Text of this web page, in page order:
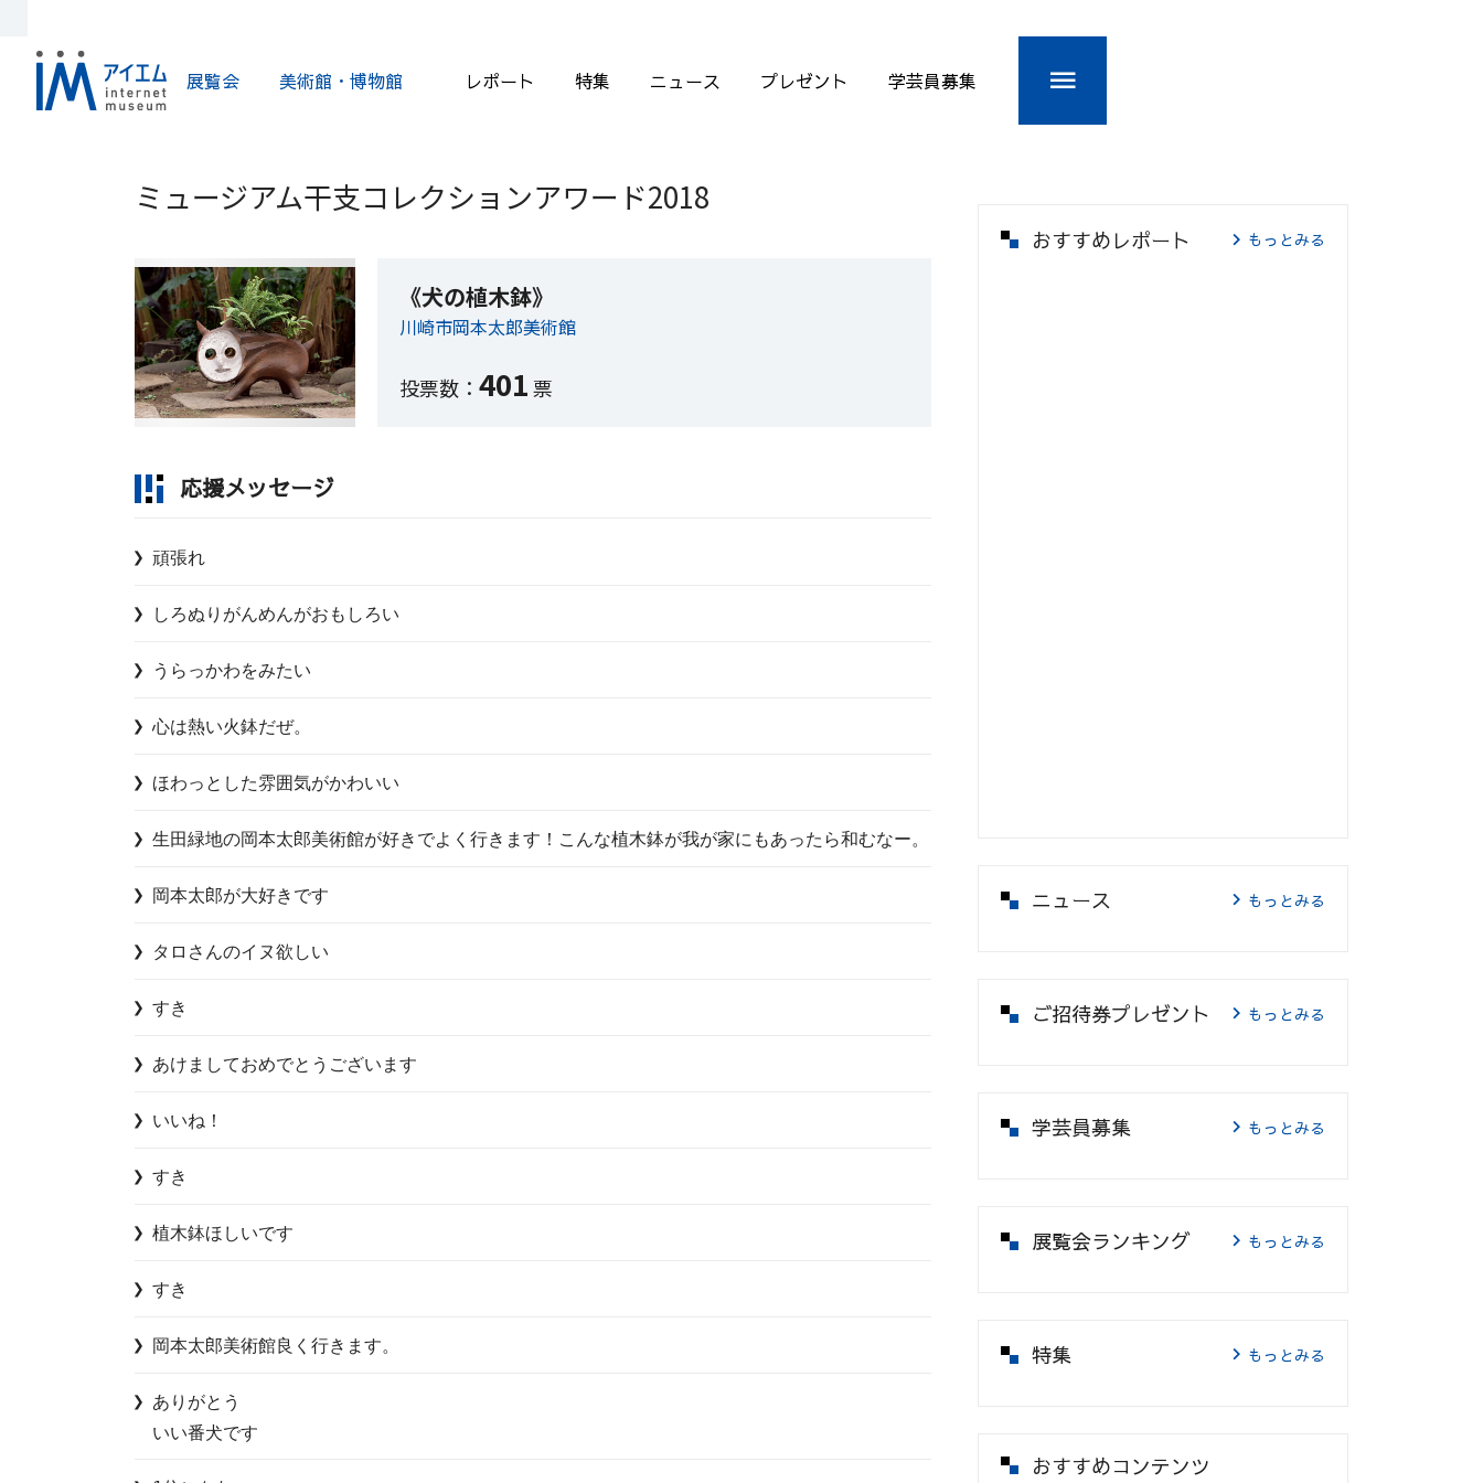
展覧会 美術館・博物館 レポート 特集 ニュース プレゼント 学芸員募集
ミュージアム干支コレクションアワード2018
《犬の植木鉢》
川崎市岡本太郎美術館
投票数： 401票
応援メッセージ
頑張れ
しろぬりがんめんがおもしろい
うらっかわをみたい
心は熱い火鉢だぜ。
ほわっとした雰囲気がかわいい
生田緑地の岡本太郎美術館が好きでよく行きます！こんな植木鉢が我が家にもあったら和むなー。
岡本太郎が大好きです
タロさんのイヌ欲しい
すき
あけましておめでとうございます
いいね！
すき
植木鉢ほしいです
すき
岡本太郎美術館良く行きます。
ありがとう
いい番犬です
おすすめレポート もっとみる
ニュース もっとみる
ご招待券プレゼント もっとみる
学芸員募集 もっとみる
展覧会ランキング もっとみる
特集 もっとみる
おすすめコンテンツ